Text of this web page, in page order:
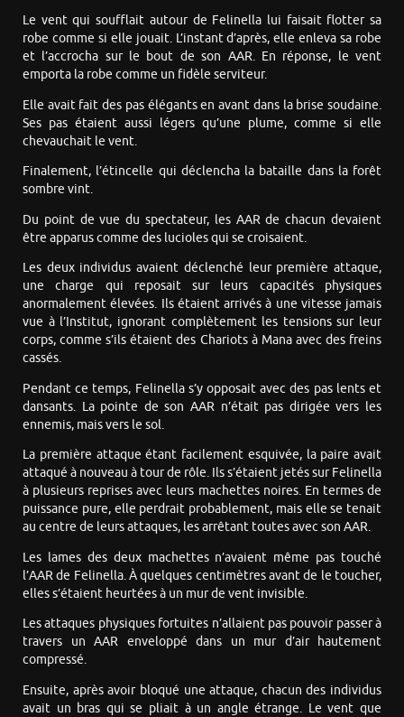
Le vent qui soufflait autour de Felinella lui faisait flotter sa
robe comme si elle jouait. L’instant d’après, elle enleva sa robe
et l’accrocha sur le bout de son AAR. En réponse, le vent
emporta la robe comme un fidèle serviteur.
Elle avait fait des pas élégants en avant dans la brise soudaine.
Ses pas étaient aussi légers qu’une plume, comme si elle
chevauchait le vent.
Finalement, l’étincelle qui déclencha la bataille dans la forêt
sombre vint.
Du point de vue du spectateur, les AAR de chacun devaient
être apparus comme des lucioles qui se croisaient.
Les deux individus avaient déclenché leur première attaque,
une charge qui reposait sur leurs capacités physiques
anormalement élevées. Ils étaient arrivés à une vitesse jamais
vue à l’Institut, ignorant complètement les tensions sur leur
corps, comme s’ils étaient des Chariots à Mana avec des freins
cassés.
Pendant ce temps, Felinella s’y opposait avec des pas lents et
dansants. La pointe de son AAR n’était pas dirigée vers les
ennemis, mais vers le sol.
La première attaque étant facilement esquivée, la paire avait
attaqué à nouveau à tour de rôle. Ils s’étaient jetés sur Felinella
à plusieurs reprises avec leurs machettes noires. En termes de
puissance pure, elle perdrait probablement, mais elle se tenait
au centre de leurs attaques, les arrêtant toutes avec son AAR.
Les lames des deux machettes n’avaient même pas touché
l’AAR de Felinella. À quelques centimètres avant de le toucher,
elles s’étaient heurtées à un mur de vent invisible.
Les attaques physiques fortuites n’allaient pas pouvoir passer à
travers un AAR enveloppé dans un mur d’air hautement
compressé.
Ensuite, après avoir bloqué une attaque, chacun des individus
avait un bras qui se pliait à un angle étrange. Le vent que